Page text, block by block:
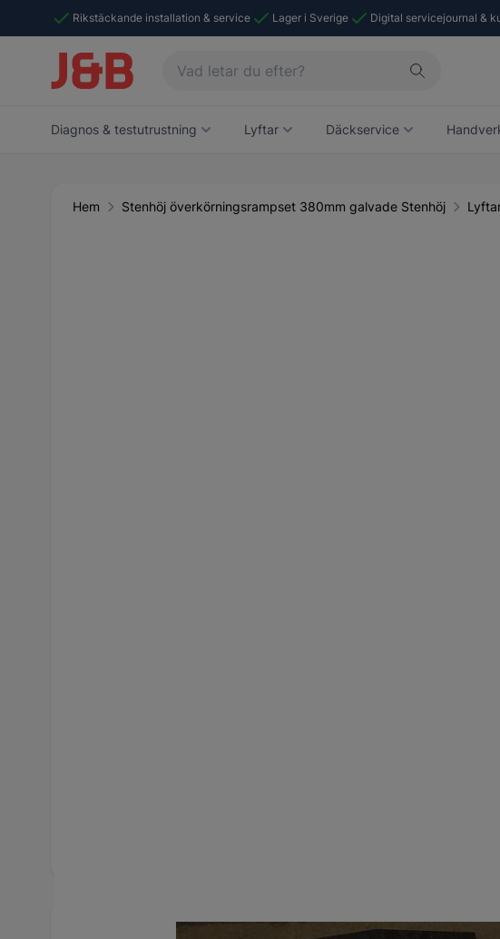
Rikstäckande installation & service Lager i Sverige Digital servicejournal &
Diagnos & testutrustning Lyftar Däckservice
Hem Stenhöj överkörningsrampset 380mm galvade Stenhöj